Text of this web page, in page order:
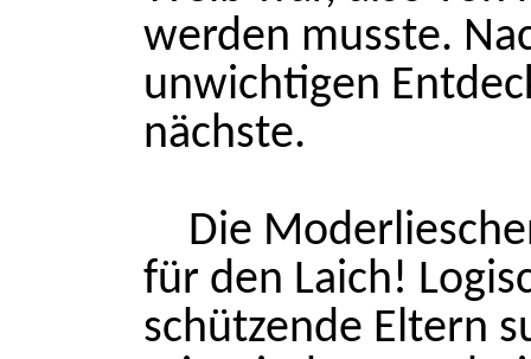
werden musste.
unwichtigen
nächste.
Die
für den Laich!
schützende Eltern